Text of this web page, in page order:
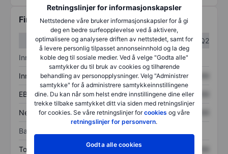
Retningslinjer for informasjonskapsler
Nettstedene våre bruker informasjonskapsler for å gi
deg en bedre surfeopplevelse ved å aktivere,
optimalisere og analysere driften av nettstedet, samt for
å levere personlig tilpasset annonseinnhold og la deg
koble deg til sosiale medier. Ved å velge "Godta alle"
samtykker du til bruk av cookies og tilhørende
behandling av personopplysninger. Velg "Administrer
samtykke" for å administrere samtykkeinnstillingene
dine. Du kan når som helst endre innstillingene dine eller
trekke tilbake samtykket ditt via siden med retningslinjer
for cookies. Se våre retningslinjer forcookies og våre
retningslinjer for personvern.
Godta alle cookies
Finansiell informasjon
Q1
Q2
Inntektsoversikt
Inntekter XXXXXXX XXXXXXX
EBITDA XXXXXXX XXXXXXX
Nettoinntekt XXXXXXX XXXXXXX
Balanse
Totale eiendeler XXXXXXX